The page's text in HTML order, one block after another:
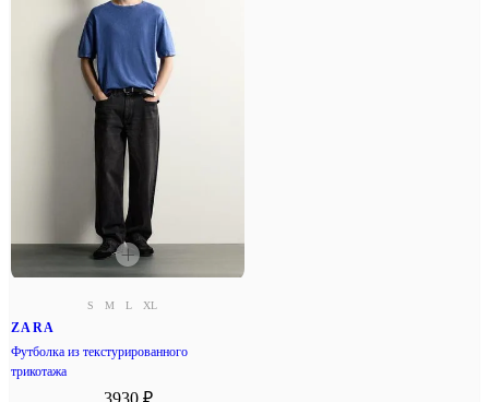
S M L XL
ZARA
Футболка из текстурированного
трикотажа